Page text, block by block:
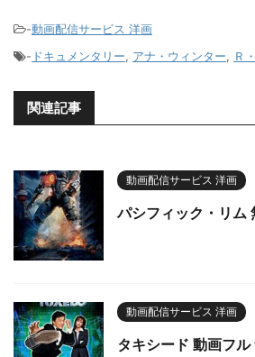
-動画配信サービス 洋画
- ドキュメンタリー, アナ・ウィンター, Ｒ
関連記事
動画配信サービス 洋画
パシフィック・リム
動画配信サービス 洋画
タキシード 動画フル